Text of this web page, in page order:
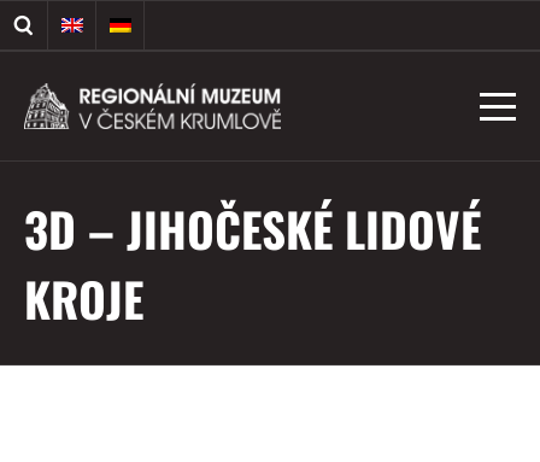
3D – JIHOČESKÉ LIDOVÉ
KROJE